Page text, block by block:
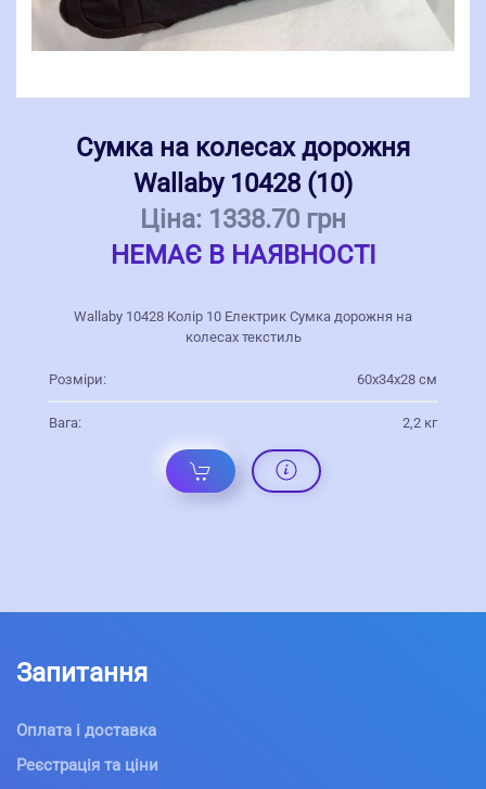
Сумка на колесах дорожня
Wallaby 10428 (10)
Ціна: 1338.70 грн
НЕМАЄ В НАЯВНОСТІ
Wallaby 10428 Колір 10 Електрик Сумка дорожня на
колесах текстиль
Розміри: 60х34х28 см
Вага: 2,2 кг
Запитання
Оплата і доставка
Реєстрація та ціни